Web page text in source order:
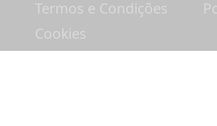
Termos e Condições
Cookies